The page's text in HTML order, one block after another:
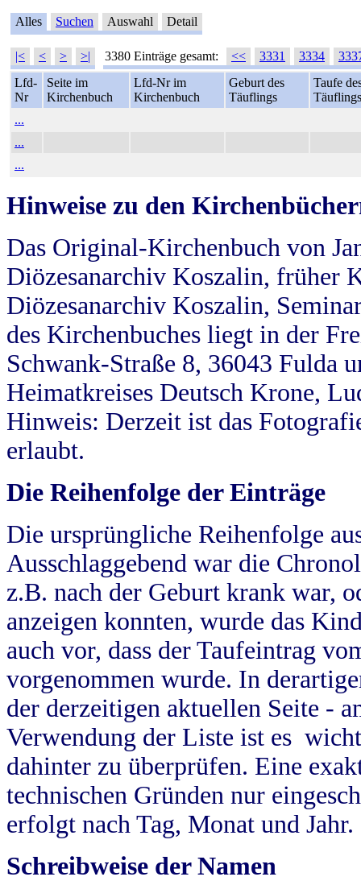
Alles Suchen Auswahl Detail
|< < > >| 3380 Einträge gesamt: << 3331 3334
Lfd-
Nr
Seite im
Kirchenbuch
Lfd-Nr im
Kirchenbuch
Geburt des
Täuflings
Taufe
Täuflings
...
...
...
Hinweise zu den
Das Original-Kirchenbuch von
Diözesanarchiv Koszalin, früher
Diözesanarchiv Koszalin,
des Kirchenbuches liegt in der
Schwank-Straße 8, 36043 Fulda
Heimatkreises Deutsch Krone,
Hinweis: Derzeit ist das
erlaubt.
Die Reihenfolge der Einträge
Die ursprüngliche Reihenfolge
Ausschlaggebend war die
z.B. nach der Geburt krank war,
anzeigen konnten, wurde das
auch vor, dass der Taufeintrag
vorgenommen wurde. In
der derzeitigen aktuellen Seite -
Verwendung der Liste ist es
dahinter zu überprüfen. Eine
technischen Gründen nur
erfolgt nach Tag, Monat und Jahr.
Schreibweise der Namen